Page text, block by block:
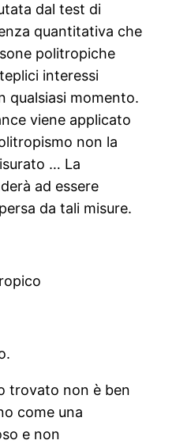
dal test di
quantitativa che
politropiche
interessi
qualsiasi momento.
viene applicato
non la
… La
ad essere
da tali misure.
trovato non è ben
come una
e non